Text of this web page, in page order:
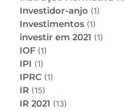
Investidor-anjo (1)
Investimentos (1)
investir em 2021 (1)
IOF (1)
IPI (1)
IPRC (1)
IR (15)
IR 2021 (13)